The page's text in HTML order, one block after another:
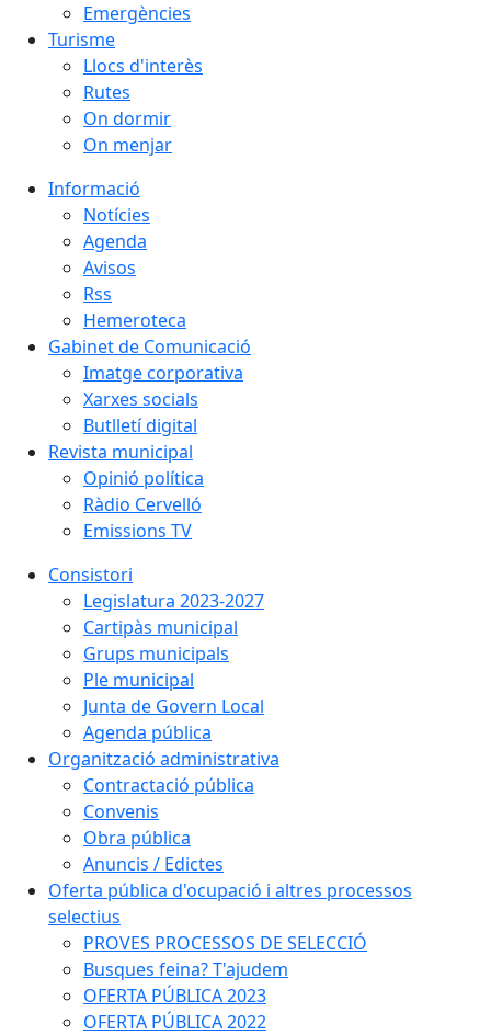
Emergències
Turisme
Llocs d'interès
Rutes
On dormir
On menjar
Informació
Notícies
Agenda
Avisos
Rss
Hemeroteca
Gabinet de Comunicació
Imatge corporativa
Xarxes socials
Butlletí digital
Revista municipal
Opinió política
Ràdio Cervelló
Emissions TV
Consistori
Legislatura 2023-2027
Cartipàs municipal
Grups municipals
Ple municipal
Junta de Govern Local
Agenda pública
Organització administrativa
Contractació pública
Convenis
Obra pública
Anuncis / Edictes
Oferta pública d'ocupació i altres processos
selectius
PROVES PROCESSOS DE SELECCIÓ
Busques feina? T'ajudem
OFERTA PÚBLICA 2023
OFERTA PÚBLICA 2022